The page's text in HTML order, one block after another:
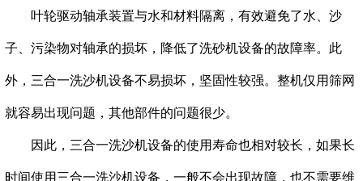
叶轮驱动轴承装置与水和材料隔离，有效避免了水、沙
子、污染物对轴承的损坏，降低了洗砂机设备的故障率。此
外，三合一洗沙机设备不易损坏，坚固性较强。整机仅用筛网
就容易出现问题，其他部件的问题很少。
因此，三合一洗沙机设备的使用寿命也相对较长，如果长
时间使用三合一洗沙机设备，一般不会出现故障，也不需要维